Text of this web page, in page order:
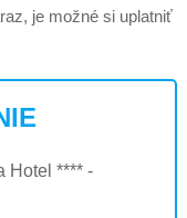
je možné si uplatniť
Hotel **** -